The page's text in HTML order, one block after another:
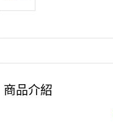
商品介紹